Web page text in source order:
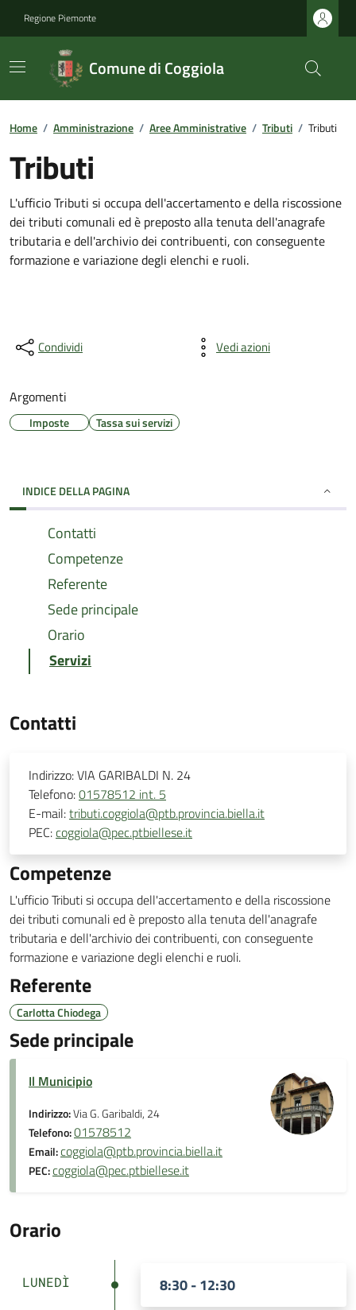
Regione Piemonte
Comune di Coggiola
Home / Amministrazione / Aree Amministrative / Tributi / Tributi
Tributi
L'ufficio Tributi si occupa dell'accertamento e della riscossione
dei tributi comunali ed è preposto alla tenuta dell'anagrafe
tributaria e dell'archivio dei contribuenti, con conseguente
formazione e variazione degli elenchi e ruoli.
Condividi Vedi azioni
Argomenti
Imposte Tassa sui servizi
INDICE DELLA PAGINA
Contatti
Competenze
Referente
Sede principale
Orario
Servizi
Contatti
Indirizzo:VIA GARIBALDI N. 24
Telefono:01578512 int. 5
E-mail:tributi.coggiola@ptb.provincia.biella.it
PEC:coggiola@pec.ptbiellese.it
Competenze
L'ufficio Tributi si occupa dell'accertamento e della riscossione
dei tributi comunali ed è preposto alla tenuta dell'anagrafe
tributaria e dell'archivio dei contribuenti, con conseguente
formazione e variazione degli elenchi e ruoli.
Referente
Carlotta Chiodega
Sede principale
Il Municipio
Indirizzo:Via G. Garibaldi, 24
Telefono:01578512
Email:coggiola@ptb.provincia.biella.it
PEC:coggiola@pec.ptbiellese.it
Orario
LUNEDÌ 8:30 - 12:30